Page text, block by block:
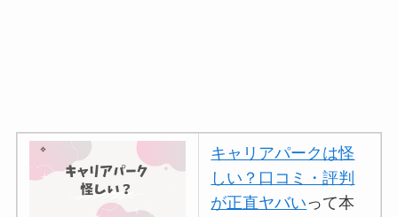
キャリアパークは怪
しい？口コミ・評判
が正直ヤバいって本